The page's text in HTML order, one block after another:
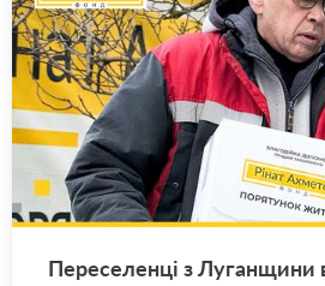
Переселенці з Луганщини